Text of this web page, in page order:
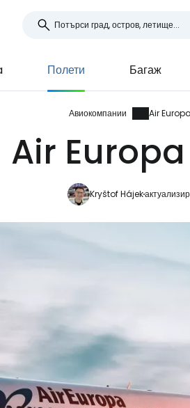
Полети Багаж
Авиокомпании Air Europa
Air Europa
Kryštof Hájek